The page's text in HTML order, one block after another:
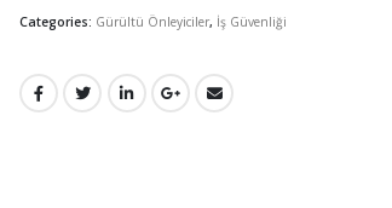
Categories: Gürültü Önleyiciler, İş Güvenliği